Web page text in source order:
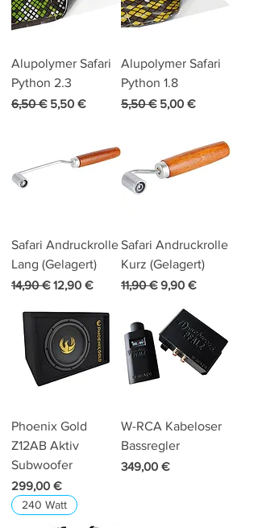
Alupolymer Safari
Python 2.3
Standardpreis
6,50 € Sale-Preis
5,50 €
Alupolymer Safari
Python 1.8
Standardpreis
5,50 € Sale-Preis
5,00 €
Safari Andruckrolle
Lang (Gelagert)
Standardpreis
14,90 € Sale-Preis
12,90 €
Safari Andruckrolle
Kurz (Gelagert)
Standardpreis
11,90 € Sale-Preis
9,90 €
Phoenix Gold
Z12AB Aktiv
Subwoofer
Preis
299,00 €
W-RCA Kabeloser
Bassregler
Preis
349,00 €
240 Watt